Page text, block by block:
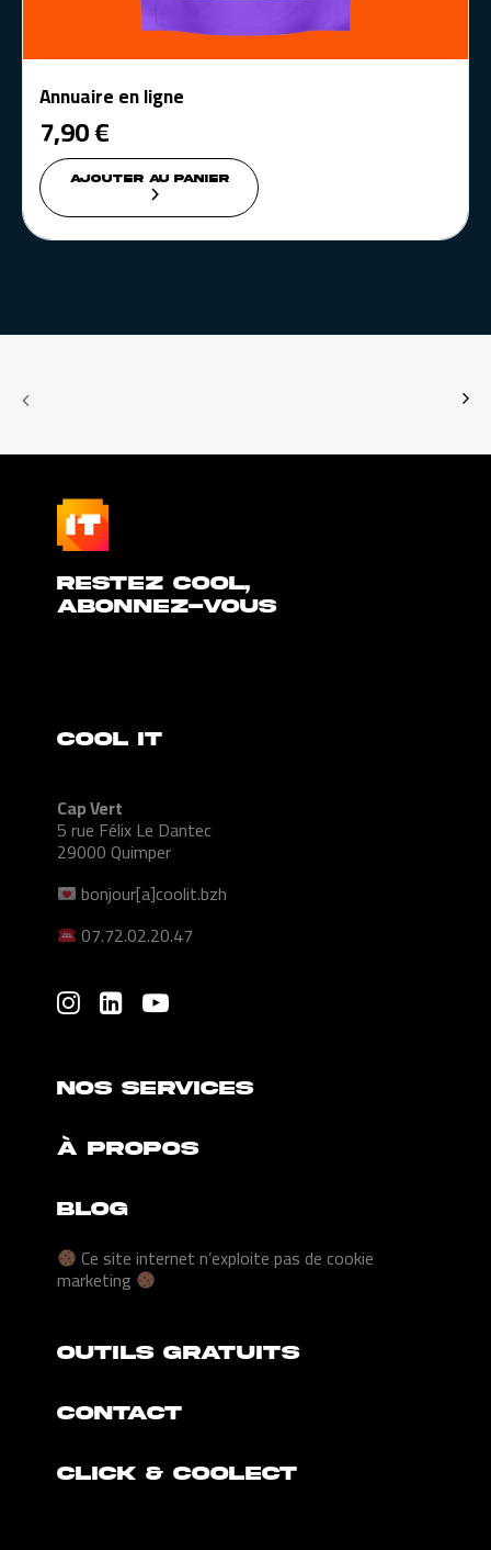
Annuaire en ligne
7,90€
AJOUTER AU PANIER
Restez cool,
abonnez-vous
COOL IT
Cap Vert
5 rue Félix Le Dantec
29000 Quimper
bonjour[a]coolit.bzh
07.72.02.20.47
NOS SERVICES
À PROPOS
BLOG
Ce site internet n’exploite pas de cookie
marketing
Outils gratuits
CONTACT
Click & Coolect